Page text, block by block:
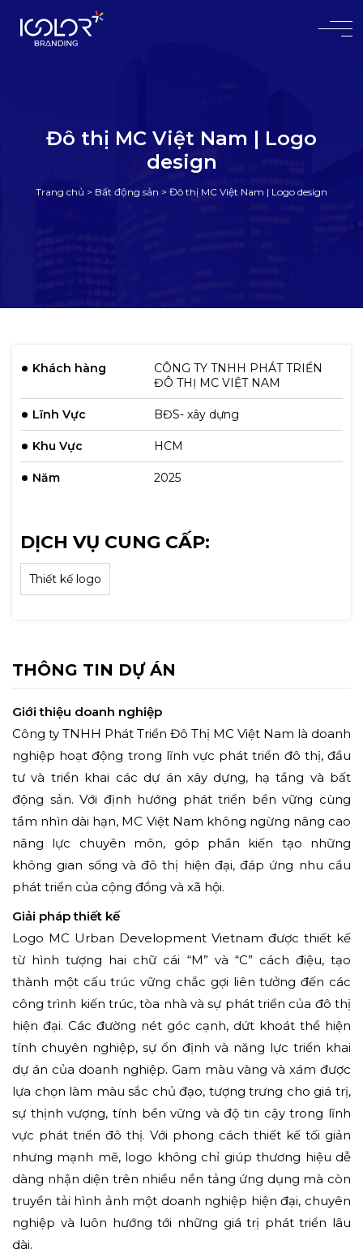
#
Đô thị MC Việt Nam | Logo
design
Trang chủ > Bất động sản > Đô thị MC Việt Nam | Logo design
Khách hàng
CÔNG TY TNHH PHÁT TRIỂN
ĐÔ THỊ MC VIỆT NAM
Lĩnh Vực BĐS- xây dựng
Khu Vực HCM
Năm 2025
DỊCH VỤ CUNG CẤP:
Thiết kế logo
THÔNG TIN DỰ ÁN
Giới thiệu doanh nghiệp
Công ty TNHH Phát Triển Đô Thị MC Việt Nam là doanh
nghiệp hoạt động trong lĩnh vực phát triển đô thị, đầu
tư và triển khai các dự án xây dựng, hạ tầng và bất
động sản. Với định hướng phát triển bền vững cùng
tầm nhìn dài hạn, MC Việt Nam không ngừng nâng cao
năng lực chuyên môn, góp phần kiến tạo những
không gian sống và đô thị hiện đại, đáp ứng nhu cầu
phát triển của cộng đồng và xã hội.
Giải pháp thiết kế
Logo MC Urban Development Vietnam được thiết kế
từ hình tượng hai chữ cái “M” và “C” cách điệu, tạo
thành một cấu trúc vững chắc gợi liên tưởng đến các
công trình kiến trúc, tòa nhà và sự phát triển của đô thị
hiện đại. Các đường nét góc cạnh, dứt khoát thể hiện
tính chuyên nghiệp, sự ổn định và năng lực triển khai
dự án của doanh nghiệp. Gam màu vàng và xám được
lựa chọn làm màu sắc chủ đạo, tượng trưng cho giá trị,
sự thịnh vượng, tính bền vững và độ tin cậy trong lĩnh
vực phát triển đô thị. Với phong cách thiết kế tối giản
nhưng mạnh mẽ, logo không chỉ giúp thương hiệu dễ
dàng nhận diện trên nhiều nền tảng ứng dụng mà còn
truyền tải hình ảnh một doanh nghiệp hiện đại, chuyên
nghiệp và luôn hướng tới những giá trị phát triển lâu
dài.